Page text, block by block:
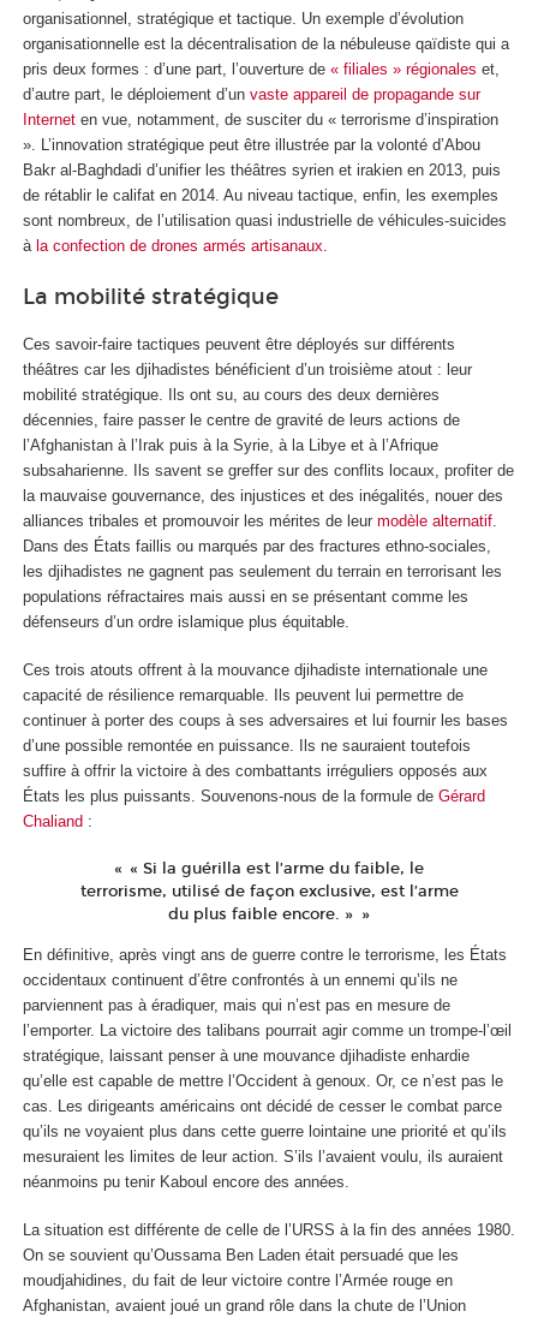
organisationnel, stratégique et tactique. Un exemple d’évolution
organisationnelle est la décentralisation de la nébuleuse qaïdiste qui a
pris deux formes : d’une part, l’ouverture de « filiales » régionales et,
d’autre part, le déploiement d’un vaste appareil de propagande sur
Internet en vue, notamment, de susciter du « terrorisme d’inspiration
». L’innovation stratégique peut être illustrée par la volonté d’Abou
Bakr al-Baghdadi d’unifier les théâtres syrien et irakien en 2013, puis
de rétablir le califat en 2014. Au niveau tactique, enfin, les exemples
sont nombreux, de l’utilisation quasi industrielle de véhicules-suicides
à la confection de drones armés artisanaux.
La mobilité stratégique
Ces savoir-faire tactiques peuvent être déployés sur différents
théâtres car les djihadistes bénéficient d’un troisième atout : leur
mobilité stratégique. Ils ont su, au cours des deux dernières
décennies, faire passer le centre de gravité de leurs actions de
l’Afghanistan à l’Irak puis à la Syrie, à la Libye et à l’Afrique
subsaharienne. Ils savent se greffer sur des conflits locaux, profiter de
la mauvaise gouvernance, des injustices et des inégalités, nouer des
alliances tribales et promouvoir les mérites de leur modèle alternatif
Dans des États faillis ou marqués par des fractures ethno-sociales,
les djihadistes ne gagnent pas seulement du terrain en terrorisant les
populations réfractaires mais aussi en se présentant comme les
défenseurs d’un ordre islamique plus équitable.
Ces trois atouts offrent à la mouvance djihadiste internationale une
capacité de résilience remarquable. Ils peuvent lui permettre de
continuer à porter des coups à ses adversaires et lui fournir les bases
d’une possible remontée en puissance. Ils ne sauraient toutefois
suffire à offrir la victoire à des combattants irréguliers opposés aux
États les plus puissants. Souvenons-nous de la formule de Gérard
Chaliand :
« Si la guérilla est l’arme du faible, le
terrorisme, utilisé de façon exclusive, est l’arme
du plus faible encore. »
En définitive, après vingt ans de guerre contre le terrorisme, les États
occidentaux continuent d’être confrontés à un ennemi qu’ils ne
parviennent pas à éradiquer, mais qui n’est pas en mesure de
l’emporter. La victoire des talibans pourrait agir comme un trompe-l’œil
stratégique, laissant penser à une mouvance djihadiste enhardie
qu’elle est capable de mettre l’Occident à genoux. Or, ce n’est pas le
cas. Les dirigeants américains ont décidé de cesser le combat parce
qu’ils ne voyaient plus dans cette guerre lointaine une priorité et qu’ils
mesuraient les limites de leur action. S’ils l’avaient voulu, ils auraient
néanmoins pu tenir Kaboul encore des années.
La situation est différente de celle de l’URSS à la fin des années 1980.
On se souvient qu’Oussama Ben Laden était persuadé que les
moudjahidines, du fait de leur victoire contre l’Armée rouge en
Afghanistan, avaient joué un grand rôle dans la chute de l’Union